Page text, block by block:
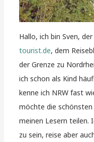
Hallo, ich bin Sven,
tourist.de, dem
der Grenze zu
ich schon als Kind
kenne ich NRW fast
möchte die
meinen Lesern teilen.
zu sein, reise aber